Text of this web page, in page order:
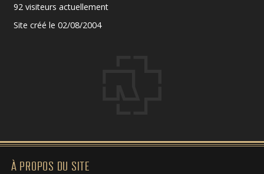
92 visiteurs actuellement
Site créé le 02/08/2004
À PROPOS DU SITE